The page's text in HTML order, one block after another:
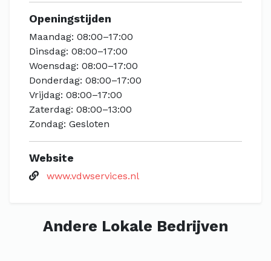
Openingstijden
Maandag: 08:00–17:00
Dinsdag: 08:00–17:00
Woensdag: 08:00–17:00
Donderdag: 08:00–17:00
Vrijdag: 08:00–17:00
Zaterdag: 08:00–13:00
Zondag: Gesloten
Website
www.vdwservices.nl
Andere Lokale Bedrijven